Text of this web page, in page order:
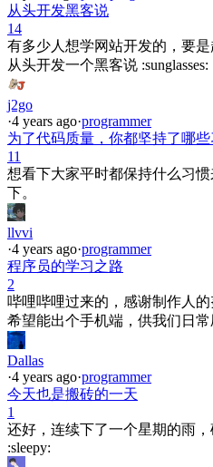
从头开发黑客说
14
有多少人想学网站开发的，要
从头开发一个黑客说 :sunglasses:
j2go
·4 years ago·programmer
为了代码质量，你都坚持了哪些
11
想看下大家平时都保持什么习
下。
llvvi
·4 years ago·programmer
程序员的学习之路
2
哔哩哔哩过来的，感谢制作人
希望能出个手机端，供我们日常
Dallas
·4 years ago·programmer
今天也是搬砖的一天
1
还好，连续下了一个星期的雨，
:sleepy: